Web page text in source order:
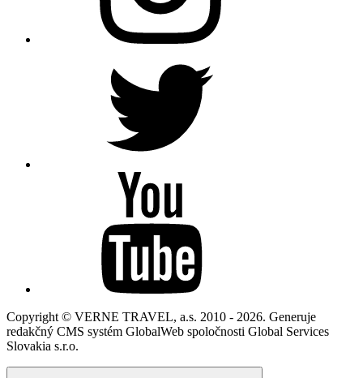
Copyright © VERNE TRAVEL, a.s. 2010 - 2026. Generuje
redakčný CMS systém GlobalWeb spoločnosti Global Services
Slovakia s.r.o.